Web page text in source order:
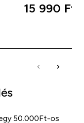
15 990 Ft‎
50.000Ft-os